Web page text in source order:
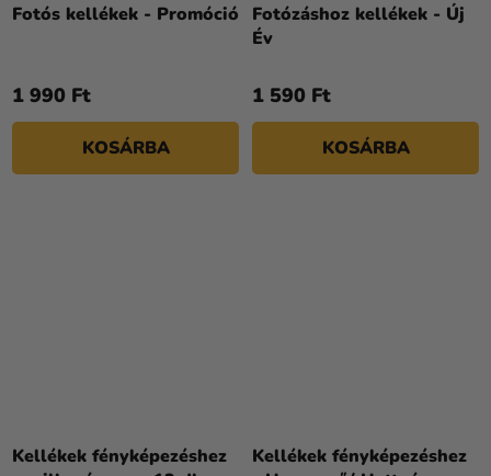
Fotós kellékek - Promóció
1 990 Ft
KOSÁRBA
Fotózáshoz kellékek - Új
Év
1 590 Ft
KOSÁRBA
Kellékek fényképezéshez
Kellékek fényképezéshez